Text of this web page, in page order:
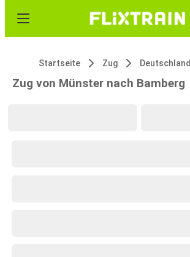
Startseite Zug Deutschland
Zug von Münster nach Bamberg